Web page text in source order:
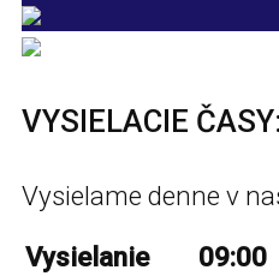
VYSIELACIE ČASY:
Vysielame denne v
Vysielanie
09:00